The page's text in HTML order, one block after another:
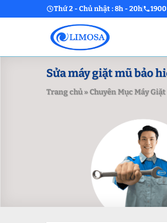
to
Thứ 2 - Chủ nhật : 8h - 20h
Sửa máy giặt mũ bảo
Trang chủ»Chuyên Mục Máy Giặt